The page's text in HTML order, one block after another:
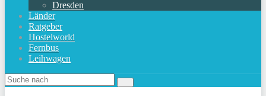
Dresden
Länder
Ratgeber
Hostelworld
Fernbus
Leihwagen